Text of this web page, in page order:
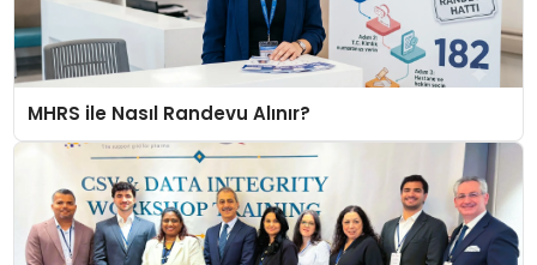
MHRS ile Nasıl Randevu Alınır?